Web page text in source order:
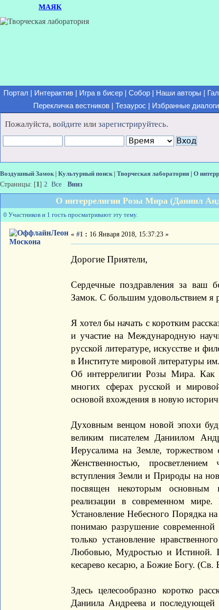
МАЯК
Портал Интерактив| Игра в бисер| Собор| Наши авторы
Перекличка вестников
Тезаурос Избранные диалоги
Пожалуйста, войдите или зарегистрируйтесь.
Воздушный Замок| Культурный поиск| Творческая лаборатория О
Страницы: [1] 2 Все Вниз
О интеррелигии Розы Мира (Даниил
0 Участников и 1 гость просматривают эту тему.
Леон
Москона
« #1 : 16 Января 2018, 15:37:23 »
Дорогие Приятели,
Сердечные поздравления за ваш
Замок. С большим удовольствием я
Я хотел бы начать с коротким
и участие на Международную
русской литературе, искусстве и
в Институте мировой литературы
Об интеррелигии Розы Мира. Как
многих сферах русской и
основой вхождения в новую
Духовным венцом новой эпохи
великим писателем Даниилом
Иерусалима на Земле,
Женственностью, просветлением
вступления Земли и Природы на
посвящен некоторым
реализации в современном
Установление Небесного Порядка
понимаю разрушение
только установление
Любовью, Мудростью и Истиной.
кесарево кесарю, а Божие Богу. (Св.
Здесь целесообразно коротко
Даниила Андреева и последующей